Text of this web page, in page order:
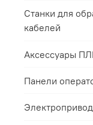
Станки для
кабелей
Аксессуары
Панели
Электропривод